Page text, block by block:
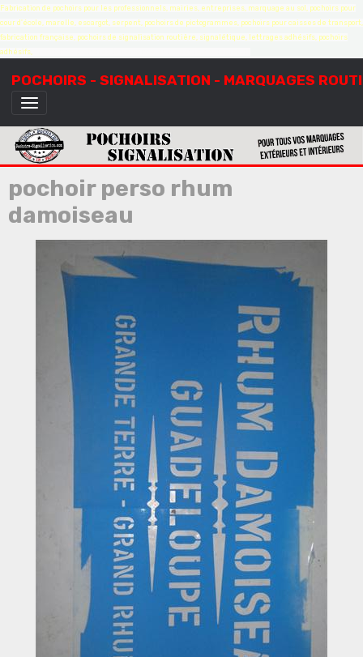
Fabrication de pochoirs pour les professionnels, mairies, entreprises, marquage au sol, pochoirs pour
cour d'école, marelle, escargot, serpent, pochoirs de pictogrammes, pochoirs pour caisses de transport,
fabrication française, pochoirs de signalisation routière, signalétique, lettrages adhésifs, pochoirs
adhésifs,
POCHOIRS - SIGNALISATION - MARQUAGES
pochoir perso rhum
damoiseau